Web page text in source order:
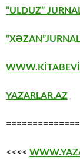
“ULDUZ”
YAZARLAR.AZ
<<<<